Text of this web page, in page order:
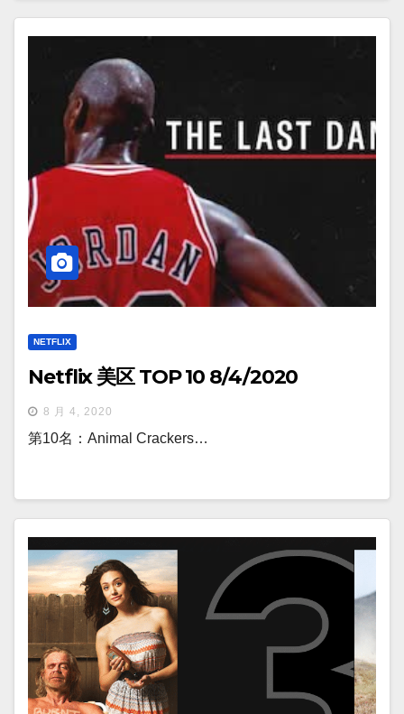
NETFLIX
Netflix 美区 TOP 10 8/4/2020
8 月 4, 2020
第10名：Animal Crackers…